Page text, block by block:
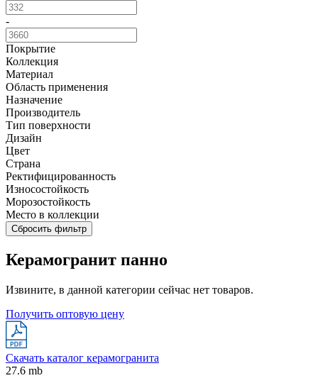
-
Покрытие
Коллекция
Материал
Область применения
Назначение
Производитель
Тип поверхности
Дизайн
Цвет
Страна
Ректифицированность
Износостойкость
Морозостойкость
Место в коллекции
Сбросить фильтр
Керамогранит панно
Извините, в данной категории сейчас нет товаров.
Получить оптовую цену
Скачать каталог керамогранита
27.6 mb